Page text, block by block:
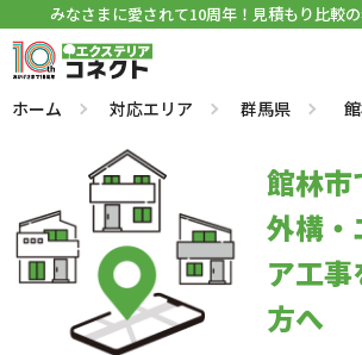
みなさまに愛されて10周年！見積もり比較の
ホーム 対応エリア 群馬県
館林市
外構・
ア工
方へ